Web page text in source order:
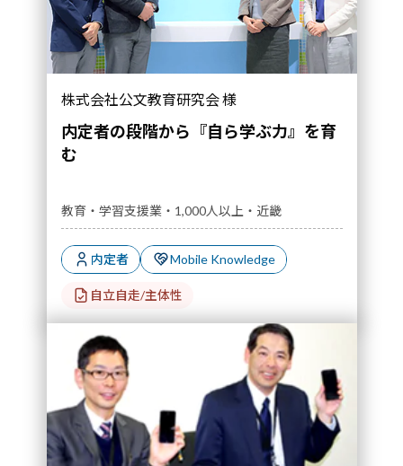
株式会社公文教育研究会 様
内定者の段階から『自ら学ぶ力』を育
む
教育・学習支援業・1,000人以上・近畿
内定者 Mobile Knowledge
自立自走/主体性